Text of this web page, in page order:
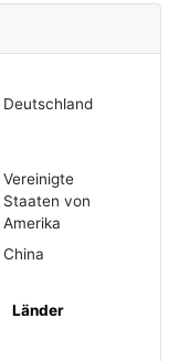
Deutschland
Vereinigte
Staaten von
Amerika
China
Länder